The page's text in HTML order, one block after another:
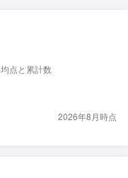
点と累計数
2026年8月時点